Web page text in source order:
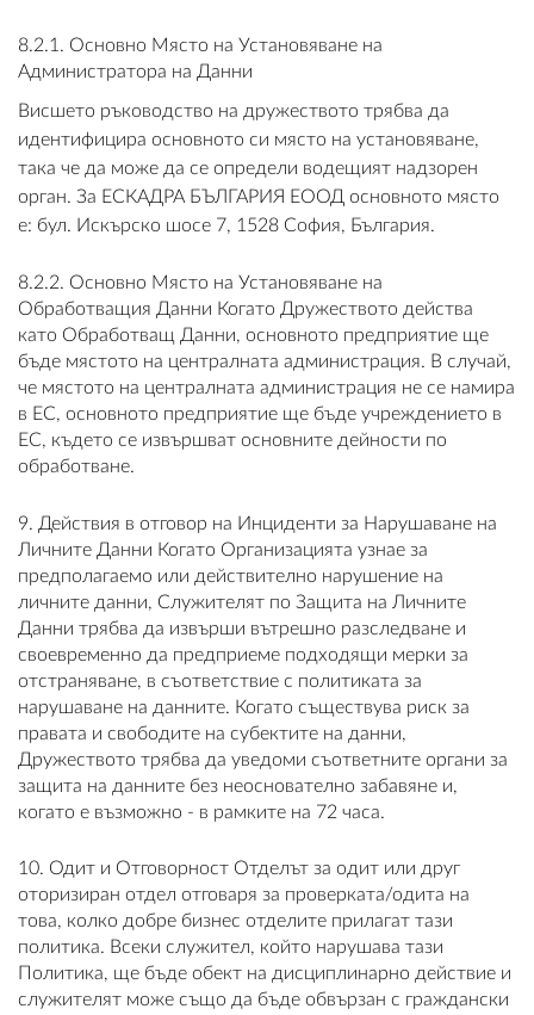
8.2.1. Основно Място на Установяване на
Администратора на Данни
Висшето ръководство на дружеството трябва да
идентифицира основното си място на установяване,
така че да може да се определи водещият надзорен
орган. За ЕСКАДРА БЪЛГАРИЯ ЕООД основното място
е: бул. Искърско шосе 7, 1528 София, България.
8.2.2. Основно Място на Установяване на
Обработващия Данни Когато Дружеството действа
като Обработващ Данни, основното предприятие ще
бъде мястото на централната администрация. В случай,
че мястото на централната администрация не се намира
в ЕС, основното предприятие ще бъде учреждението в
ЕС, където се извършват основните дейности по
обработване.
9. Действия в отговор на Инциденти за Нарушаване на
Личните Данни Когато Организацията узнае за
предполагаемо или действително нарушение на
личните данни, Служителят по Защита на Личните
Данни трябва да извърши вътрешно разследване и
своевременно да предприеме подходящи мерки за
отстраняване, в съответствие с политиката за
нарушаване на данните. Когато съществува риск за
правата и свободите на субектите на данни,
Дружеството трябва да уведоми съответните органи за
защита на данните без неоснователно забавяне и,
когато е възможно - в рамките на 72 часа.
10. Одит и Отговорност Отделът за одит или друг
оторизиран отдел отговаря за проверката/одита на
това, колко добре бизнес отделите прилагат тази
политика. Всеки служител, който нарушава тази
Политика, ще бъде обект на дисциплинарно действие и
служителят може също да бъде обвързан с граждански